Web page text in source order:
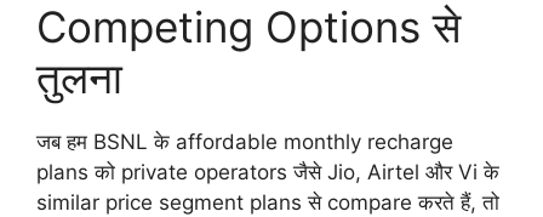
Competing Options से
तुलना
जब हम BSNL के affordable monthly recharge
plans को private operators जैसे Jio, Airtel और Vi के
similar price segment plans से compare करते हैं, तो